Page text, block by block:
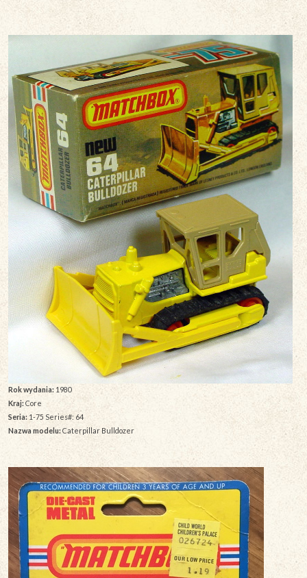
Rok wydania: 1980
Kraj: Core
Seria: 1-75 Series#: 64
Nazwa modelu: Caterpillar Bulldozer